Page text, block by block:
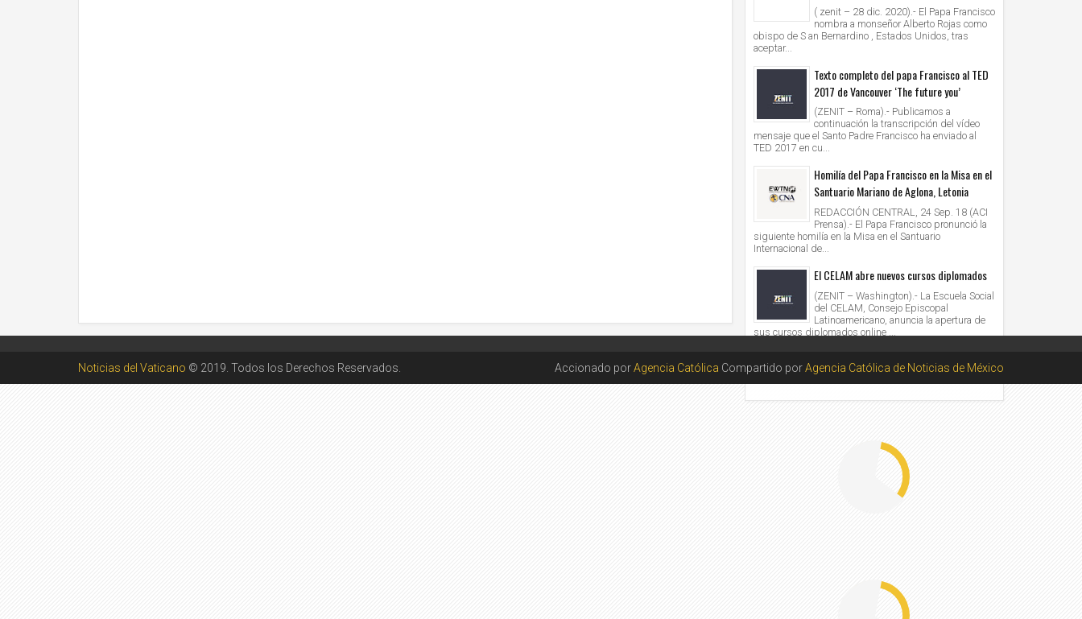
( zenit – 28 dic. 2020).- El Papa Francisco
nombra a monseñor Alberto Rojas como
obispo de S an Bernardino , Estados Unidos, tras
aceptar...
Texto completo del papa Francisco al TED
2017 de Vancouver ‘The future you’
(ZENIT – Roma).- Publicamos a
continuación la transcripción del vídeo
mensaje que el Santo Padre Francisco ha enviado al
TED 2017 en cu...
Homilía del Papa Francisco en la Misa en el
Santuario Mariano de Aglona, Letonia
REDACCIÓN CENTRAL, 24 Sep. 18 (ACI
Prensa).- El Papa Francisco pronunció la
siguiente homilía en la Misa en el Santuario
Internacional de...
El CELAM abre nuevos cursos diplomados
(ZENIT – Washington).- La Escuela Social
del CELAM, Consejo Episcopal
Latinoamericano, anuncia la apertura de
sus cursos diplomados online ...
LAS CATEQUESIS DEL PAPA
Noticias del Vaticano © 2019. Todos los Derechos Reservados. Accionado porAgencia Católica Compartido porAgencia Católica de Noticias de México